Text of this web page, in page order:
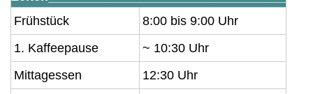
Frühstück
8:00 bis 9:00 Uhr
1. Kaffeepause
~ 10:30 Uhr
Mittagessen
12:30 Uhr